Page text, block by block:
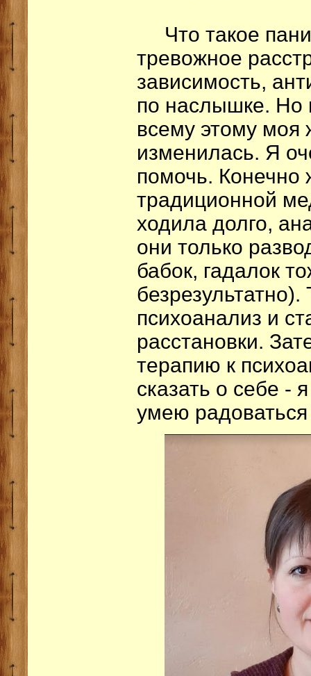
Что такое
тревожное
зависимость,
по наслышке. Но
всему этому моя
изменилась. Я
помочь. Конечно
традиционной
ходила долго,
они только
бабок, гадалок
психоанализ и
расстановки.
терапию к
сказать о себе -
умею